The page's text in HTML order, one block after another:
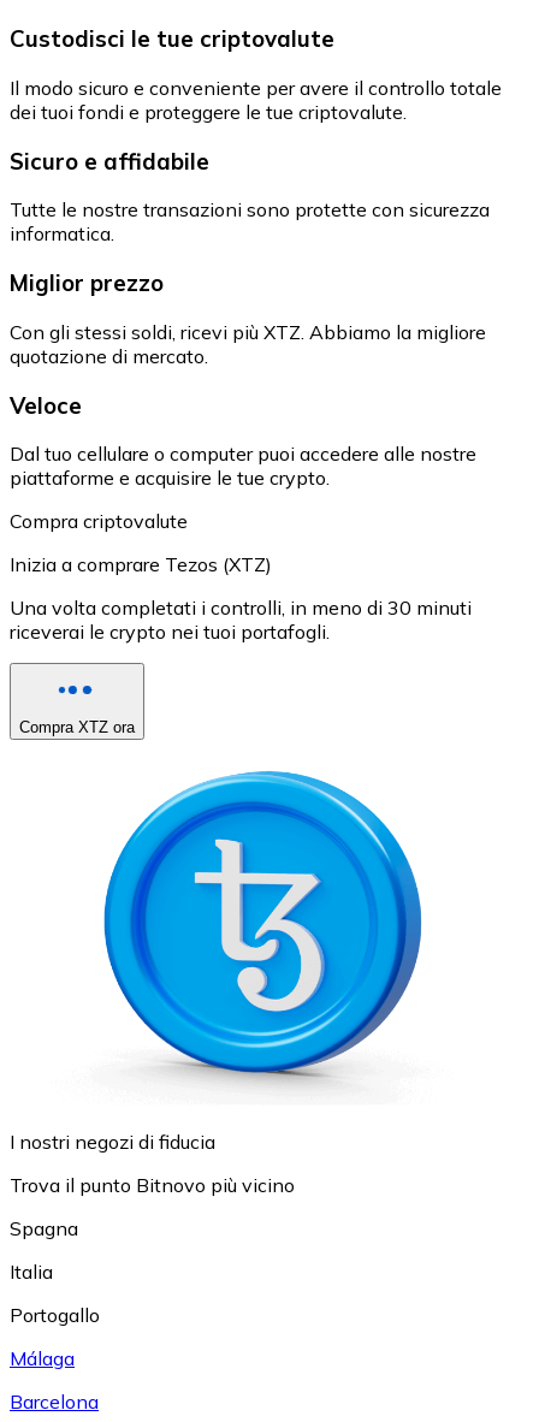
Custodisci le tue criptovalute
Il modo sicuro e conveniente per avere il controllo totale
dei tuoi fondi e proteggere le tue criptovalute.
Sicuro e affidabile
Tutte le nostre transazioni sono protette con sicurezza
informatica.
Miglior prezzo
Con gli stessi soldi, ricevi più XTZ. Abbiamo la migliore
quotazione di mercato.
Veloce
Dal tuo cellulare o computer puoi accedere alle nostre
piattaforme e acquisire le tue crypto.
Compra criptovalute
Inizia a comprare Tezos (XTZ)
Una volta completati i controlli, in meno di 30 minuti
riceverai le crypto nei tuoi portafogli.
Compra XTZ ora
I nostri negozi di fiducia
Trova il punto Bitnovo più vicino
Spagna
Italia
Portogallo
Málaga
Barcelona